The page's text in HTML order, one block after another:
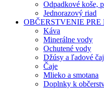
Odpadkové koše,
Jednorazový riad
OBČERSTVENIE PRE
Káva
Minerálne vody
Ochutené vody
Džúsy a ľadové
Čaje
Mlieko a smotana
Doplnky k